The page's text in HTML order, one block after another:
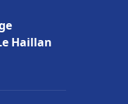
Haillan